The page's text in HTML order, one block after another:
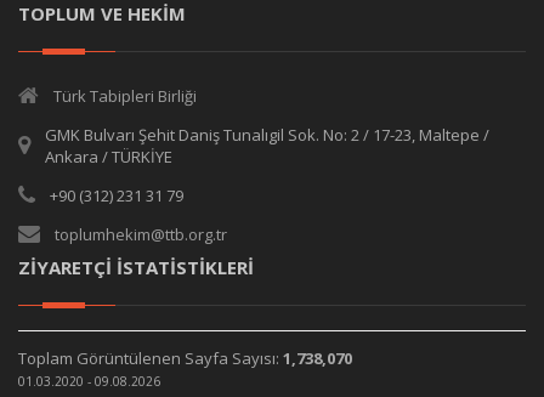
TOPLUM VE HEKİM
Türk Tabipleri Birliği
GMK Bulvarı Şehit Daniş Tunalıgil Sok. No: 2 / 17-23, Maltepe /
Ankara / TÜRKİYE
+90 (312) 231 31 79
toplumhekim@ttb.org.tr
ZİYARETÇİ İSTATİSTİKLERİ
Toplam Görüntülenen Sayfa Sayısı: 1,738,070
01.03.2020 - 09.08.2026